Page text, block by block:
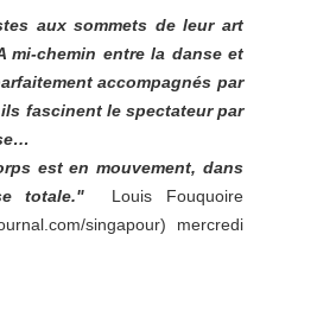
aux sommets de leur art
mi-chemin entre la danse et
accompagnés par
fascinent le spectateur par
est en mouvement, dans
totale." Louis Fouquoire
singapour) mercredi